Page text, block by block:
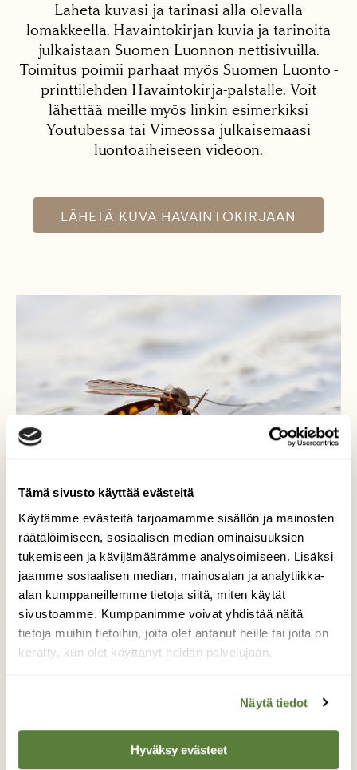
Tämä sivusto käyttää evästeitä
Käytämme evästeitä tarjoamamme sisällön ja mainosten
räätälöimiseen, sosiaalisen median ominaisuuksien
tukemiseen ja kävijämäärämme analysoimiseen. Lisäksi
jaamme sosiaalisen median, mainosalan ja analytiikka-
alan kumppaneillemme tietoja siitä, miten käytät
sivustoamme. Kumppanimme voivat yhdistää näitä
tietoja muihin tietoihin, joita olet antanut heille tai joita on
kerätty, kun olet käyttänyt heidän palvelujaan.
Näytä tiedot
Hyväksy evästeet
Lähetä kuvasi ja tarinasi alla olevalla
lomakkeella. Havaintokirjan kuvia ja tarinoita
julkaistaan Suomen Luonnon nettisivuilla.
Toimitus poimii parhaat myös Suomen Luonto -
printtilehden Havaintokirja-palstalle. Voit
lähettää meille myös linkin esimerkiksi
Youtubessa tai Vimeossa julkaisemaasi
luontoaiheiseen videoon.
LÄHETÄ KUVA HAVAINTOKIRJAAN
.....kerro, kerro kuvastin.....
Sääski jäällä.
Valokuvaaja: Juhani Harkas, Taivassalo 07.12.2014